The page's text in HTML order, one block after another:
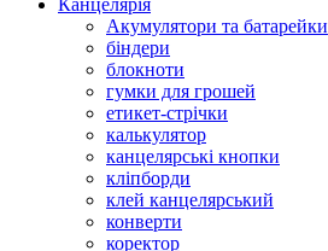
Канцелярія
Акумулятори та батарейки
біндери
блокноти
гумки для грошей
етикет-стрічки
калькулятор
канцелярські кнопки
кліпборди
клей канцелярський
конверти
коректор